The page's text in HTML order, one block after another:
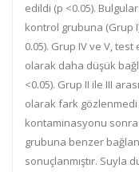
edildi (p <0.05).
kontrol grubuna (Grup
0.05). Grup IV ve V,
olarak daha düşük
<0.05). Grup II ile III
olarak fark gözlenmedi
kontaminasyonu
grubuna benzer
sonuçlanmıştır. Suyla